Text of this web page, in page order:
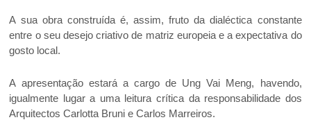
A sua obra construída é, assim, fruto da dialéctica constante
entre o seu desejo criativo de matriz europeia e a expectativa do
gosto local.
A apresentação estará a cargo de Ung Vai Meng, havendo,
igualmente lugar a uma leitura crítica da responsabilidade dos
Arquitectos Carlotta Bruni e Carlos Marreiros.